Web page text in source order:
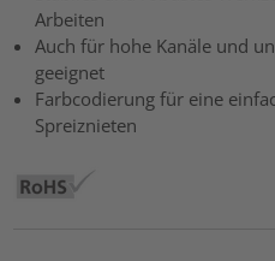
Arbeiten
Auch für hohe Kanäle und
geeignet
Farbcodierung für eine
Spreiznieten